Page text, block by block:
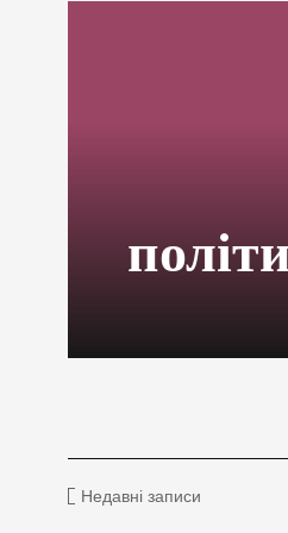
Недавні записи